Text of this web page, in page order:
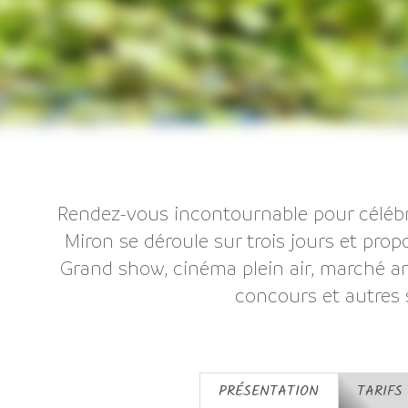
Rendez-vous incontournable pour
Miron se déroule sur trois jours et
Grand show, cinéma plein air, marché
concours et autres
PRÉSENTATION